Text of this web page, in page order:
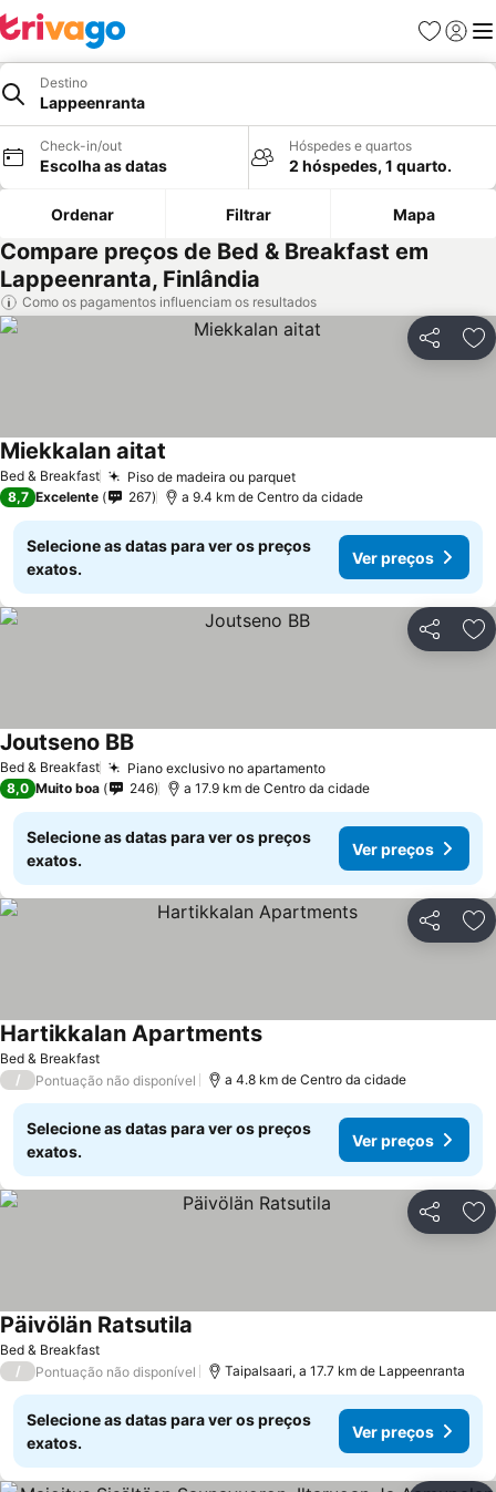
Favoritos
Iniciar
Destino
Lappeenranta
Check-in/out
Escolha as datas
Hóspedes e quartos
2 hóspedes, 1 quarto.
Ordenar Filtrar Mapa
Compare preços de Bed & Breakfast em
Lappeenranta, Finlândia
Como os pagamentos influenciam os resultados
Partilhar
Bed & Breakfast Piso de madeira ou parquet
Miekkalan aitat
8,7 Excelente 267 a 9.4 km de Centro da cidade
Selecione as datas para ver os preços
exatos.
Ver preços
Partilhar
Bed & Breakfast Piano exclusivo no apartamento
Joutseno BB
8,0 Muito boa 246 a 17.9 km de Centro da cidade
Selecione as datas para ver os preços
exatos.
Ver preços
Partilhar
Bed & Breakfast
Hartikkalan Apartments
/ Pontuação não disponível a 4.8 km de Centro da cidade
Selecione as datas para ver os preços
exatos.
Ver preços
Partilhar
Bed & Breakfast
Päivölän Ratsutila
/ Pontuação não disponível Taipalsaari, a 17.7 km de Lappeenranta
Selecione as datas para ver os preços
exatos.
Ver preços